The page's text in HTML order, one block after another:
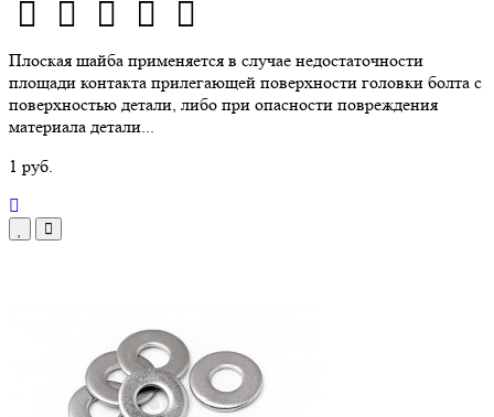
Плоская шайба применяется в случае недостаточности
площади контакта прилегающей поверхности головки болта с
поверхностью детали, либо при опасности повреждения
материала детали...
1 руб.